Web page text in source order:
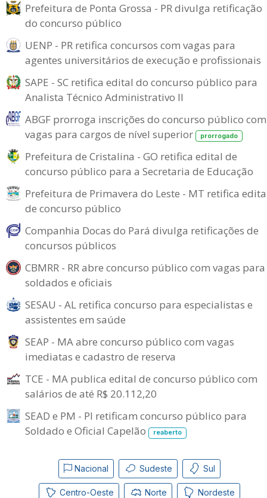
Prefeitura de Ponta Grossa - PR divulga retificação
do concurso público
UENP - PR retifica concursos com vagas para
agentes universitários de execução e profissionais
SAPE - SC retifica edital do concurso público para
Analista Técnico Administrativo II
ABGF prorroga inscrições do concurso público com
vagas para cargos de nível superior
prorrogado
Prefeitura de Cristalina - GO retifica edital de
concurso público para a Secretaria de Educação
Prefeitura de Primavera do Leste - MT retifica
de concurso público
Companhia Docas do Pará divulga retificações de
concursos públicos
CBMRR - RR abre concurso público com vagas para
soldados e oficiais
SESAU - AL retifica concurso para especialistas e
assistentes em saúde
SEAP - MA abre concurso público com vagas
imediatas e cadastro de reserva
TCE - MA publica edital de concurso público com
salários de até R$ 20.112,20
SEAD e PM - PI retificam concurso público para
Soldado e Oficial Capelão
reaberto
Nacional Sudeste Sul
Centro-Oeste Norte Nordeste